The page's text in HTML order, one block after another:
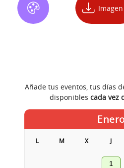
L M X J
1
Añade tus eventos, tus días
disponibles cada vez
Imagen